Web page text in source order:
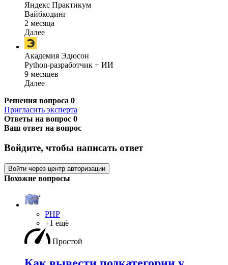
Яндекс Практикум
Вайбкодинг
2 месяца
Далее
Академия Эдюсон
Python-разработчик + ИИ
9 месяцев
Далее
Решения вопроса 0
Пригласить эксперта
Ответы на вопрос 0
Ваш ответ на вопрос
Войдите, чтобы написать ответ
Войти через центр авторизации
Похожие вопросы
PHP
+1 ещё
Простой